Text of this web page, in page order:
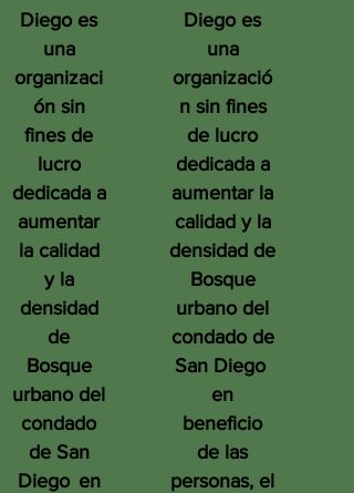
Diego es
una
organizaci
ón sin
fines de
lucro
dedicada a
aumentar
la calidad
y la
densidad
de
Bosque
urbano del
condado
de San
Diego en
Diego es
una
organizació
n sin fines
de lucro
dedicada a
aumentar la
calidad y la
densidad de
Bosque
urbano del
condado de
San Diego
en
beneficio
de las
personas, el